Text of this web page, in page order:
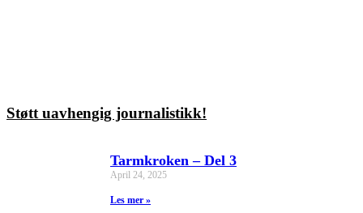
Støtt uavhengig journalistikk!
Tarmkroken – Del 3
April 24, 2025
Les mer »